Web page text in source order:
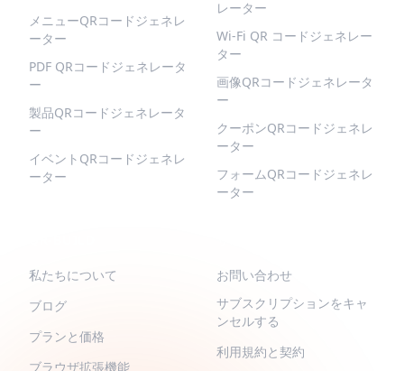
メニューQRコードジェネレ
ーター
PDF QRコードジェネレータ
ー
製品QRコードジェネレータ
ー
イベントQRコードジェネレ
ーター
レーター
Wi-Fi QR コードジェネレー
ター
画像QRコードジェネレータ
ー
クーポンQRコードジェネレ
ーター
フォームQRコードジェネレ
ーター
私たちについて
ブログ
プランと価格
ブラウザ拡張機能
お問い合わせ
サブスクリプションをキャ
ンセルする
利用規約と契約